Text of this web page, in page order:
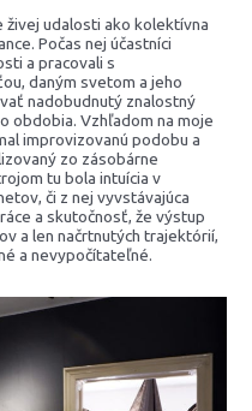
živej udalosti ako kolektívna
Počas nej účastníci
a pracovali s
daným svetom a jeho
nadobudnutý znalostný
obdobia. Vzhľadom na moje
improvizovanú podobu a
zo zásobárne
tu bola intuícia v
či z nej vyvstávajúca
a skutočnosť, že výstup
a len načrtnutých trajektórií,
a nevypočítateľné.